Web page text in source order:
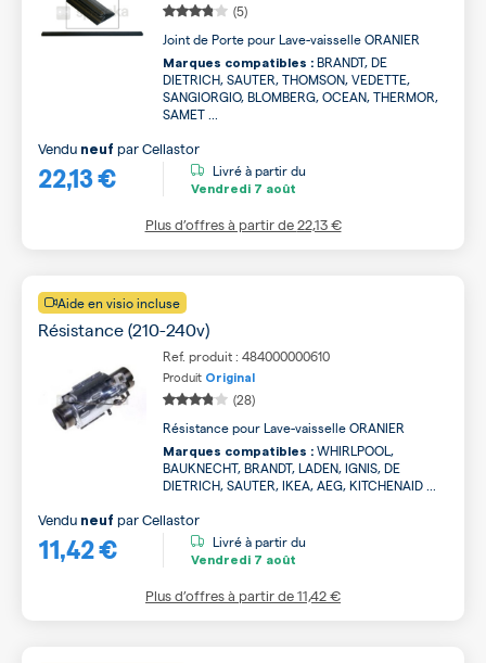
(5)
Joint de Porte pour Lave-vaisselle ORANIER
Marques compatibles : BRANDT, DE
DIETRICH, SAUTER, THOMSON, VEDETTE,
SANGIORGIO, BLOMBERG, OCEAN, THERMOR,
SAMET ...
22,13 €
Vendu neuf parCellastor
Livré à partir du
Vendredi 7 août
Plus d’offres à partir de22,13 €
Aide en visio incluse
Résistance (210-240v)
Ref. produit : 484000000610
Produit Original
(28)
Résistance pour Lave-vaisselle ORANIER
Marques compatibles : WHIRLPOOL,
BAUKNECHT, BRANDT, LADEN, IGNIS, DE
DIETRICH, SAUTER, IKEA, AEG, KITCHENAID ...
11,42 €
Vendu neuf parCellastor
Livré à partir du
Vendredi 7 août
Plus d’offres à partir de11,42 €